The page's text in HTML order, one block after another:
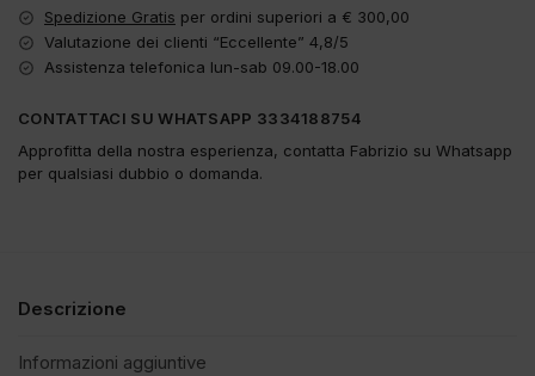
Spedizione Gratis per ordini superiori a € 300,00
Valutazione dei clienti “Eccellente” 4,8/5
Assistenza telefonica lun-sab 09.00-18.00
CONTATTACI SU WHATSAPP 3334188754
Approfitta della nostra esperienza, contatta Fabrizio su Whatsapp
per qualsiasi dubbio o domanda.
Descrizione
Informazioni aggiuntive